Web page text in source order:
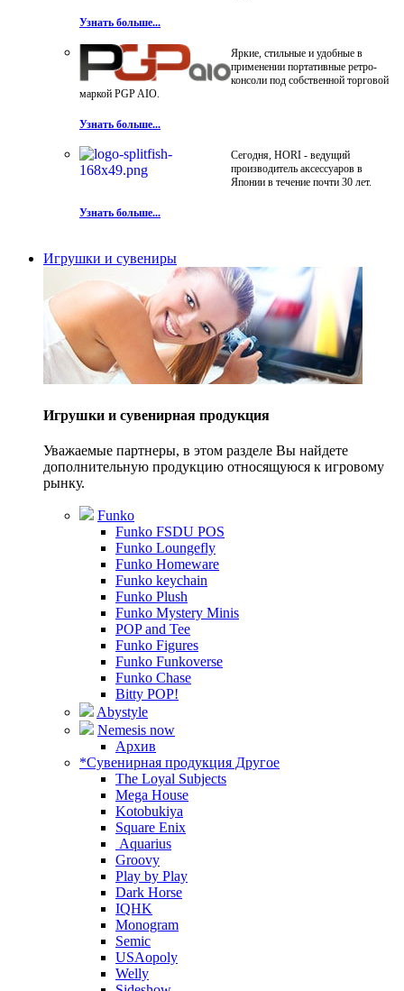
Узнать больше...
Яркие, стильные и удобные в
применении портативные ретро-
консоли под собственной торговой
маркой PGP AIO.
Узнать больше...
Сегодня, HORI - ведущий
производитель аксессуаров в
Японии в течение почти 30 лет.
Узнать больше...
Игрушки и сувениры
Игрушки и сувенирная продукция
Уважаемые партнеры, в этом разделе Вы найдете
дополнительную продукцию относящуюся к игровому
рынку.
Funko
Funko FSDU POS
Funko Loungefly
Funko Homeware
Funko keychain
Funko Plush
Funko Mystery Minis
POP and Tee
Funko Figures
Funko Funkoverse
Funko Chase
Bitty POP!
Abystyle
Nemesis now
Архив
*Сувенирная продукция Другое
The Loyal Subjects
Mega House
Kotobukiya
Square Enix
Aquarius
Groovy
Play by Play
Dark Horse
IQHK
Monogram
Semic
USAopoly
Welly